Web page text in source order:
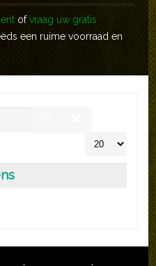
ofvraag uw gratis
een ruime voorraad en